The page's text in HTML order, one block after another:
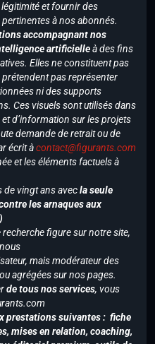
et fournir des
à nos abonnés.
accompagnant nos
artificielleà des fins
Elles ne constituent pas
pas représenter
ni des supports
Ces visuels sont utilisés dans
d’information sur les projets
demande de retrait ou de
écrit àcontact@figurants.com
et les éléments factuels à
de vingt ans avecla seule
les arnaques aux
figure sur notre site,
mais modérateur des
agrégées sur nos pages.
de tous nos services, vous
prestations suivantes : fiche
mises en relation, coaching,